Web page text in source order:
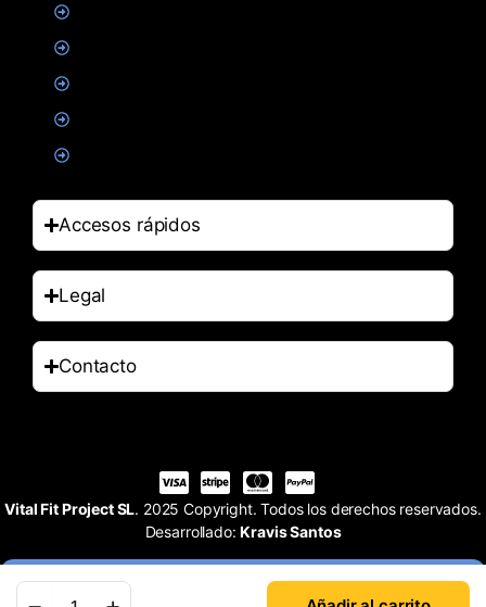
Accesos rápidos
Legal
Contacto
Vital Fit Project SL. 2025 Copyright. Todos los derechos reservados.
Desarrollado:Kravis Santos